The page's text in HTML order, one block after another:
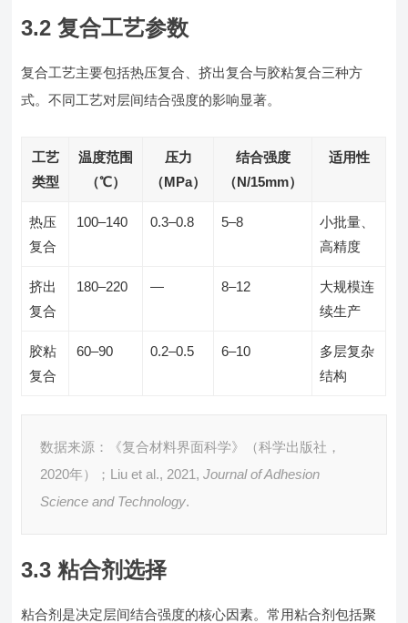
3.2 复合工艺参数
复合工艺主要包括热压复合、挤出复合与胶粘复合三种方
式。不同工艺对层间结合强度的影响显著。
工艺
类型
温度范围
（℃）
压力
（MPa）
结合强度
（N/15mm）
适用性
热压
复合
100–140 0.3–0.8 5–8
小批量、
高精度
挤出
复合
180–220 — 8–12
大规模连
续生产
胶粘
复合
60–90 0.2–0.5 6–10
多层复杂
结构
数据来源：《复合材料界面科学》（科学出版社，
2020年）；Liu et al., 2021,Journal of Adhesion
Science and Technology.
3.3 粘合剂选择
粘合剂是决定层间结合强度的核心因素。常用粘合剂包括聚